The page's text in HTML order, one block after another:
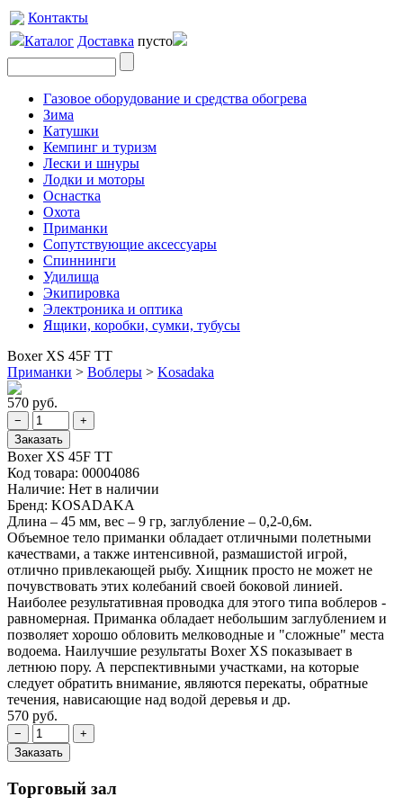
Контакты
Каталог Доставка пусто
Газовое оборудование и средства обогрева
Зима
Катушки
Кемпинг и туризм
Лески и шнуры
Лодки и моторы
Оснастка
Охота
Приманки
Сопутствующие аксессуары
Спиннинги
Удилища
Экипировка
Электроника и оптика
Ящики, коробки, сумки, тубусы
Boxer XS 45F TT
Приманки > Воблеры > Kosadaka
570 руб.
Boxer XS 45F TT
Код товара: 00004086
Наличие: Нет в наличии
Бренд: KOSADAKA
Длина – 45 мм, вес – 9 гр, заглубление – 0,2-0,6м.
Объемное тело приманки обладает отличными полетными
качествами, а также интенсивной, размашистой игрой,
отлично привлекающей рыбу. Хищник просто не может не
почувствовать этих колебаний своей боковой линией.
Наиболее результативная проводка для этого типа воблеров -
равномерная. Приманка обладает небольшим заглублением и
позволяет хорошо обловить мелководные и "сложные" места
водоема. Наилучшие результаты Boxer XS показывает в
летнюю пору. А перспективными участками, на которые
следует обратить внимание, являются перекаты, обратные
течения, нависающие над водой деревья и др.
570 руб.
Торговый зал